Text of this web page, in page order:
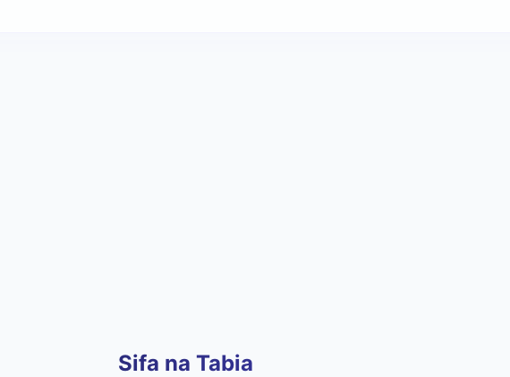
Sifa na Tabia